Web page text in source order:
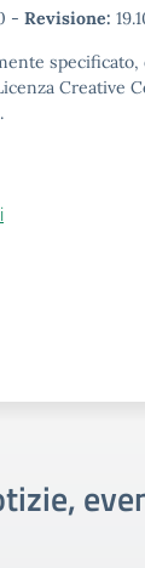
- Revisione:
Creative